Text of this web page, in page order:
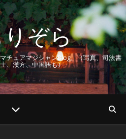
ぞら
チュアマジシャンBlog。（写真、司法書
、漢方、中国語も）